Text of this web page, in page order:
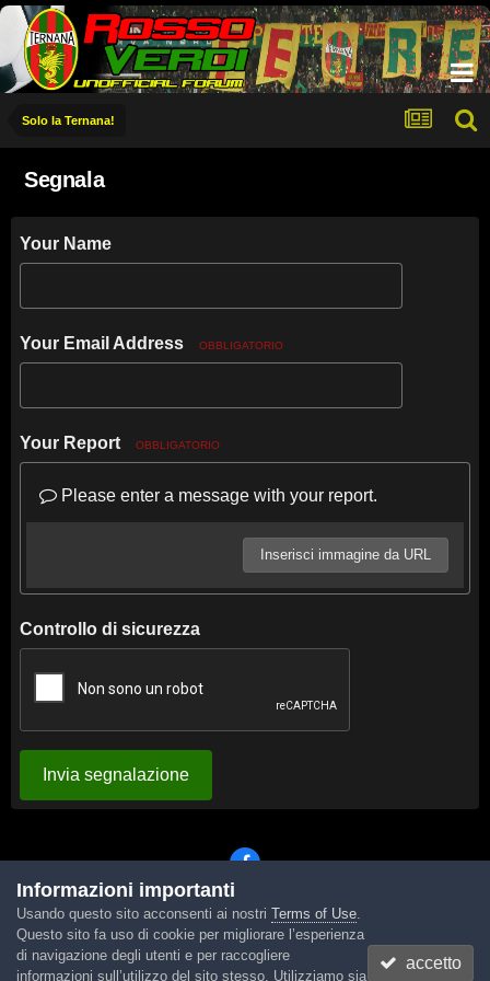
Solo la Ternana!
Segnala
Your Name
Your Email Address OBBLIGATORIO
Your Report OBBLIGATORIO
Please enter a message with your report.
Inserisci immagine da URL
Controllo di sicurezza
Invia segnalazione
Lingua Tema Contattaci Cookies
Powered by Invision Community
Informazioni importanti
Usando questo sito acconsenti ai nostri Terms of Use.
Questo sito fa uso di cookie per migliorare l’esperienza
di navigazione degli utenti e per raccogliere
informazioni sull’utilizzo del sito stesso. Utilizziamo sia
accetto